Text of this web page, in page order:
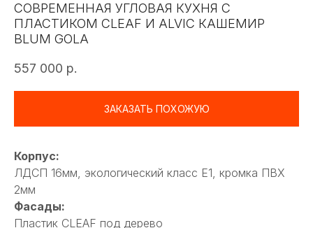
СОВРЕМЕННАЯ УГЛОВАЯ КУХНЯ С
ПЛАСТИКОМ CLEAF И ALVIC КАШЕМИР
BLUM GOLA
557 000 р.
ЗАКАЗАТЬ ПОХОЖУЮ
Корпус:
ЛДСП 16мм, экологический класс Е1, кромка ПВХ
2мм
Фасады:
Пластик CLEAF под дерево